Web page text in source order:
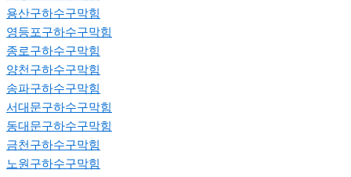
용산구하수구막힘
영등포구하수구막힘
종로구하수구막힘
양천구하수구막힘
송파구하수구막힘
서대문구하수구막힘
동대문구하수구막힘
금천구하수구막힘
노원구하수구막힘